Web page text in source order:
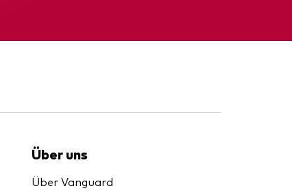
Über uns
Über Vanguard